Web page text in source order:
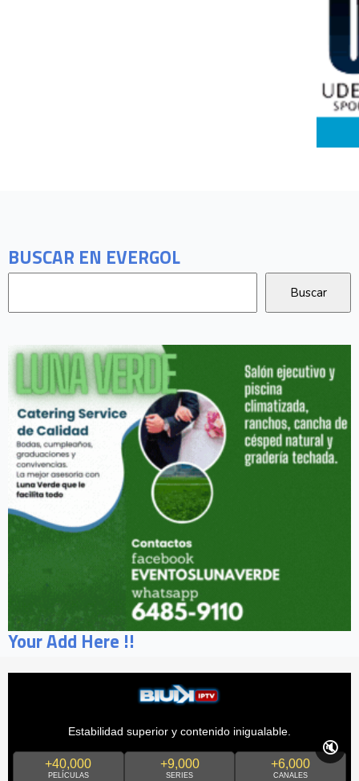
BUSCAR EN EVERGOL
Your Add Here !!
Estabilidad superior y contenido inigualable.
+40,000
PELÍCULAS
+9,000
SERIES
+6,000
CANALES
🔇